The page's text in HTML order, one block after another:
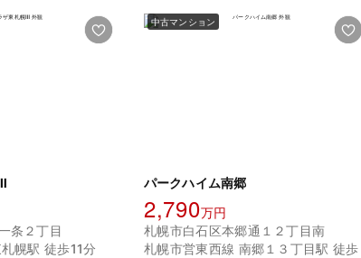
条２丁目
幌駅 徒歩11分
中古マンション
パークハイム南郷
2,790万円
札幌市白石区本郷通１２丁目南
札幌市営東西線 南郷１３丁目駅 徒歩